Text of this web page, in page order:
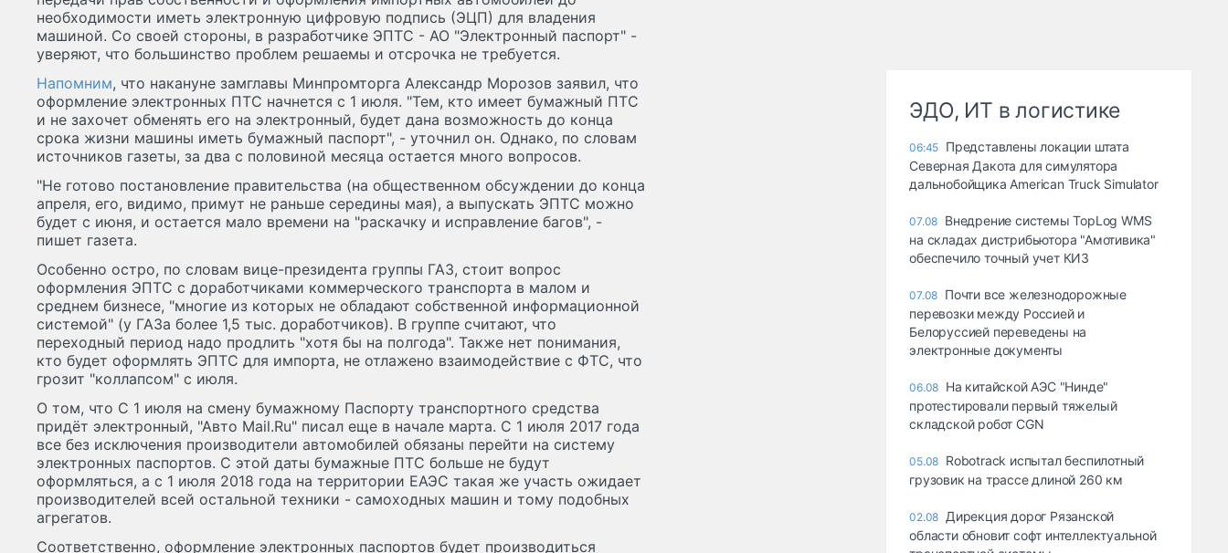
необходимости иметь электронную цифровую подпись (ЭЦП) для владения
машиной. Со своей стороны, в разработчике ЭПТС - АО "Электронный паспорт" -
уверяют, что большинство проблем решаемы и отсрочка не требуется.
Напомним, что накануне замглавы Минпромторга Александр Морозов заявил, что
оформление электронных ПТС начнется с 1 июля. "Тем, кто имеет бумажный ПТС
и не захочет обменять его на электронный, будет дана возможность до конца
срока жизни машины иметь бумажный паспорт", - уточнил он. Однако, по словам
источников газеты, за два с половиной месяца остается много вопросов.
"Не готово постановление правительства (на общественном обсуждении до конца
апреля, его, видимо, примут не раньше середины мая), а выпускать ЭПТС можно
будет с июня, и остается мало времени на "раскачку и исправление багов", -
пишет газета.
Особенно остро, по словам вице-президента группы ГАЗ, стоит вопрос
оформления ЭПТС с доработчиками коммерческого транспорта в малом и
среднем бизнесе, "многие из которых не обладают собственной информационной
системой" (у ГАЗа более 1,5 тыс. доработчиков). В группе считают, что
переходный период надо продлить "хотя бы на полгода". Также нет понимания,
кто будет оформлять ЭПТС для импорта, не отлажено взаимодействие с ФТС, что
грозит "коллапсом" с июля.
О том, что С 1 июля на смену бумажному Паспорту транспортного средства
придёт электронный, "Авто Mail.Ru" писал еще в начале марта. С 1 июля 2017 года
все без исключения производители автомобилей обязаны перейти на систему
электронных паспортов. С этой даты бумажные ПТС больше не будут
оформляться, а с 1 июля 2018 года на территории ЕАЭС такая же участь ожидает
производителей всей остальной техники - самоходных машин и тому подобных
агрегатов.
Соответственно, оформление электронных паспортов будет производиться
ЭДО, ИТ в логистике
06:45 Представлены локации штата
Северная Дакота для симулятора
дальнобойщика American Truck Simulator
07.08 Внедрение системы TopLog WMS
на складах дистрибьютора "Амотивика"
обеспечило точный учет КИЗ
07.08 Почти все железнодорожные
перевозки между Россией и
Белоруссией переведены на
электронные документы
06.08 На китайской АЭС "Нинде"
протестировали первый тяжелый
складской робот CGN
05.08 Robotrack испытал беспилотный
грузовик на трассе длиной 260 км
02.08 Дирекция дорог Рязанской
области обновит софт интеллектуальной